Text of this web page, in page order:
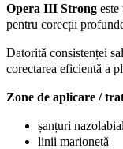
III
Strong
Opera III Strong
pentru corecții
Datorită consistenței
corectarea eficientă a
Zone de aplicare /
șanțuri
linii marionetă